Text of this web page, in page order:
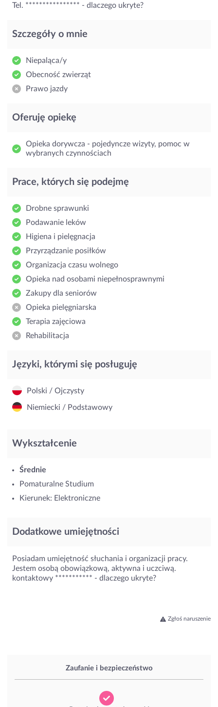
Zaufanie i bezpieczeństwo
Tel. **************** - dlaczego ukryte?
Szczegóły o mnie
Niepaląca/y
Obecność zwierząt
Prawo jazdy
Oferuję opiekę
Opieka dorywcza - pojedyncze wizyty, pomoc w
wybranych czynnościach
Prace, których się podejmę
Drobne sprawunki
Podawanie leków
Higiena i pielęgnacja
Przyrządzanie posiłków
Organizacja czasu wolnego
Opieka nad osobami niepełnosprawnymi
Zakupy dla seniorów
Opieka pielęgniarska
Terapia zajęciowa
Rehabilitacja
Języki, którymi się posługuję
Polski / Ojczysty
Niemiecki / Podstawowy
Wykształcenie
Średnie
Pomaturalne Studium
Kierunek: Elektroniczne
Dodatkowe umiejętności
Posiadam umiejętność słuchania i organizacji pracy.
Jestem osobą obowiązkową, aktywna i uczciwą.
kontaktowy *********** - dlaczego ukryte?
Zgłoś naruszenie